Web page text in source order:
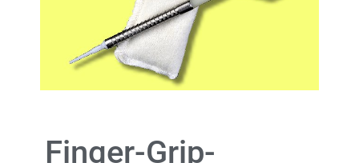
Finger-Grip-